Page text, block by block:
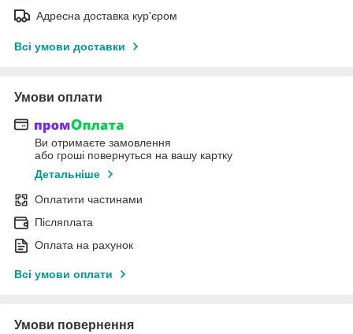
Адресна доставка кур'єром
Всі умови доставки
Умови оплати
Ви отримаєте замовлення
або гроші повернуться на вашу картку
Детальніше
Оплатити частинами
Післяплата
Оплата на рахунок
Всі умови оплати
Умови повернення